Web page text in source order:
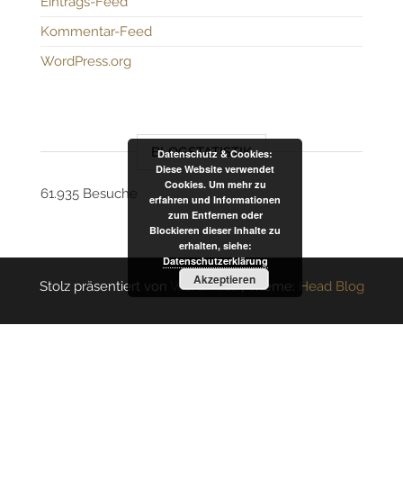
Kommentar-Feed
WordPress.org
BLOGSTATISTIK
61.935 Besuche
Stolz präsentiert von WordPress |Theme: Head Blog
Datenschutz & Cookies:
Diese Website verwendet
Cookies. Um mehr zu
erfahren und Informationen
zum Entfernen oder
Blockieren dieser Inhalte zu
erhalten, siehe:
Datenschutzerklärung
Akzeptieren